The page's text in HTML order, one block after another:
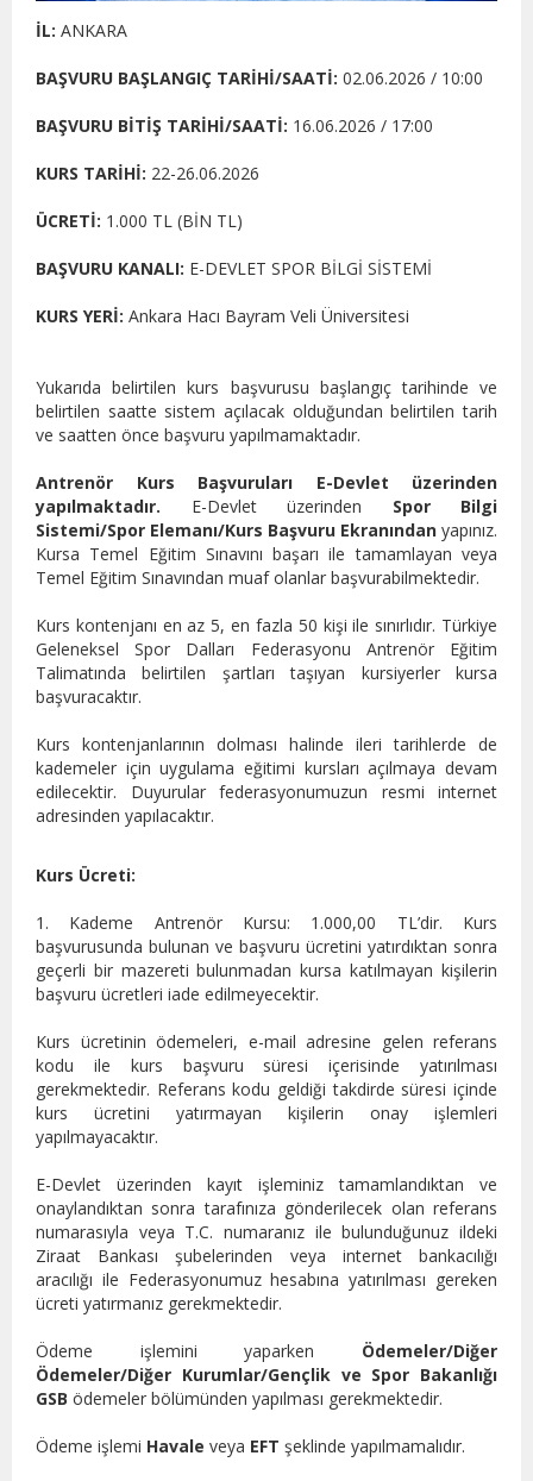
İL: ANKARA
BAŞVURU BAŞLANGIÇ TARİHİ/SAATİ: 02.06.2026 / 10:00
BAŞVURU BİTİŞ TARİHİ/SAATİ: 16.06.2026 / 17:00
KURS TARİHİ: 22-26.06.2026
ÜCRETİ: 1.000 TL (BİN TL)
BAŞVURU KANALI: E-DEVLET SPOR BİLGİ SİSTEMİ
KURS YERİ: Ankara Hacı Bayram Veli Üniversitesi
Yukarıda belirtilen kurs başvurusu başlangıç tarihinde ve
belirtilen saatte sistem açılacak olduğundan belirtilen tarih
ve saatten önce başvuru yapılmamaktadır.
Antrenör Kurs Başvuruları E-Devlet üzerinden
yapılmaktadır. E-Devlet üzerinden Spor Bilgi
Sistemi/Spor Elemanı/Kurs Başvuru Ekranından yapınız.
Kursa Temel Eğitim Sınavını başarı ile tamamlayan veya
Temel Eğitim Sınavından muaf olanlar başvurabilmektedir.
Kurs kontenjanı en az 5, en fazla 50 kişi ile sınırlıdır. Türkiye
Geleneksel Spor Dalları Federasyonu Antrenör Eğitim
Talimatında belirtilen şartları taşıyan kursiyerler kursa
başvuracaktır.
Kurs kontenjanlarının dolması halinde ileri tarihlerde de
kademeler için uygulama eğitimi kursları açılmaya devam
edilecektir. Duyurular federasyonumuzun resmi internet
adresinden yapılacaktır.
Kurs Ücreti:
1.⁠ ⁠Kademe Antrenör Kursu: 1.000,00 TL’dir. Kurs
başvurusunda bulunan ve başvuru ücretini yatırdıktan sonra
geçerli bir mazereti bulunmadan kursa katılmayan kişilerin
başvuru ücretleri iade edilmeyecektir.
Kurs ücretinin ödemeleri, e-mail adresine gelen referans
kodu ile kurs başvuru süresi içerisinde yatırılması
gerekmektedir. Referans kodu geldiği takdirde süresi içinde
kurs ücretini yatırmayan kişilerin onay işlemleri
yapılmayacaktır.
E-Devlet üzerinden kayıt işleminiz tamamlandıktan ve
onaylandıktan sonra tarafınıza gönderilecek olan referans
numarasıyla veya T.C. numaranız ile bulunduğunuz ildeki
Ziraat Bankası şubelerinden veya internet bankacılığı
aracılığı ile Federasyonumuz hesabına yatırılması gereken
ücreti yatırmanız gerekmektedir.
Ödeme işlemini yaparken Ödemeler/Diğer
Ödemeler/Diğer Kurumlar/Gençlik ve Spor Bakanlığı
GSB ödemeler bölümünden yapılması gerekmektedir.
Ödeme işlemi Havale veya EFT şeklinde yapılmamalıdır.